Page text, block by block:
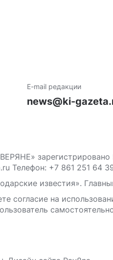
E-mail редакции
news@ki-
Телефон: +7 861 251 64
известия».
согласие на